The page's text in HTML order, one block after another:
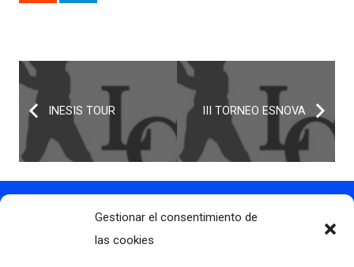
Gestionar el consentimiento de
las cookies
INESIS TOUR III TORNEO ESNOVA
Contacto
info@clubdegolflascaldas.com